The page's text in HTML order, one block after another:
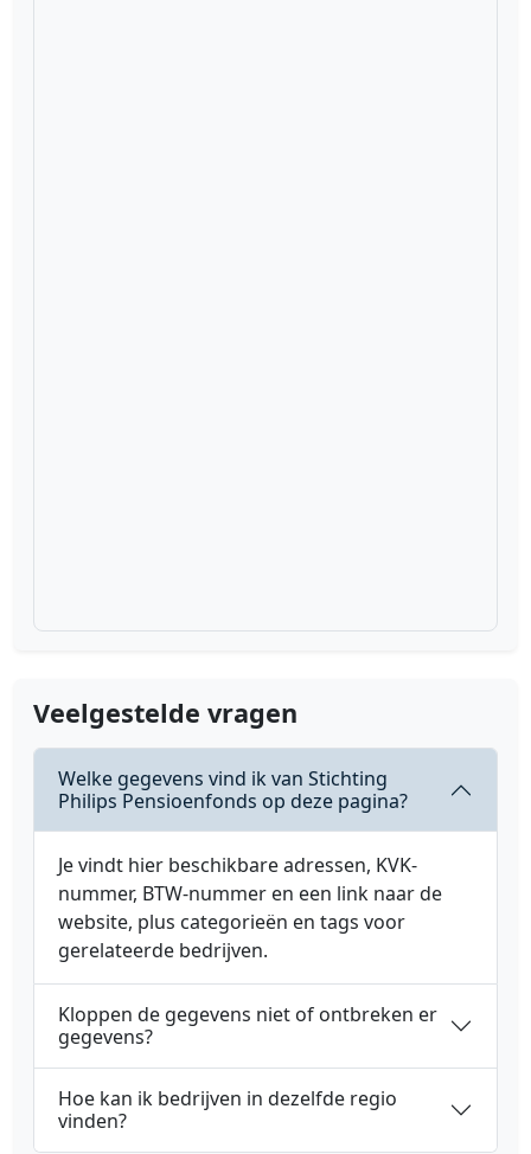
Veelgestelde vragen
Welke gegevens vind ik van Stichting
Philips Pensioenfonds op deze pagina?
Je vindt hier beschikbare adressen, KVK-
nummer, BTW-nummer en een link naar de
website, plus categorieën en tags voor
gerelateerde bedrijven.
Kloppen de gegevens niet of ontbreken er
gegevens?
Hoe kan ik bedrijven in dezelfde regio
vinden?